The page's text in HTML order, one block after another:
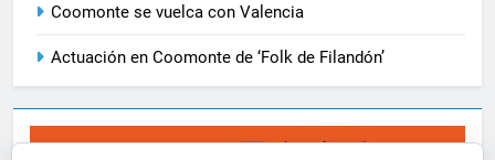
Coomonte se vuelca con Valencia
Actuación en Coomonte de ‘Folk de Filandón’